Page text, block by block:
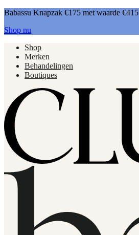
Babassu Knapzak €175 met waarde €415
Shop nu
Shop
Merken
Behandelingen
Boutiques